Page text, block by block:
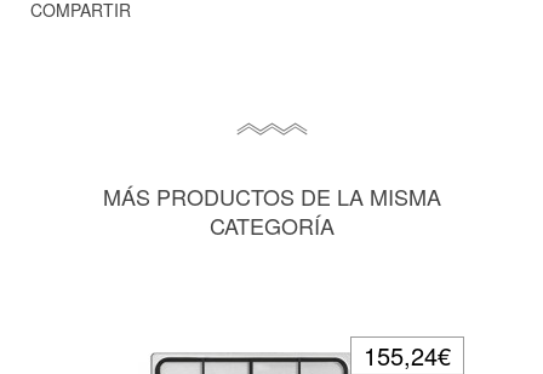
COMPARTIR
MÁS PRODUCTOS DE LA MISMA
CATEGORÍA
155,24€